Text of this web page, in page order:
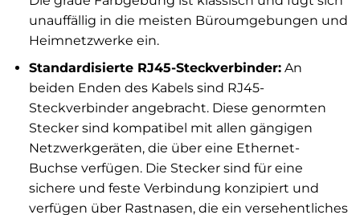
unauffällig in die meisten Büroumgebungen und
Heimnetzwerke ein.
Standardisierte RJ45-Steckverbinder:An
beiden Enden des Kabels sind RJ45-
Steckverbinder angebracht. Diese genormten
Stecker sind kompatibel mit allen gängigen
Netzwerkgeräten, die über eine Ethernet-
Buchse verfügen. Die Stecker sind für eine
sichere und feste Verbindung konzipiert und
verfügen über Rastnasen, die ein versehentliches